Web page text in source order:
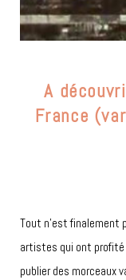
A
France
Tout n’est finalement
artistes qui ont profité
publier des morceaux